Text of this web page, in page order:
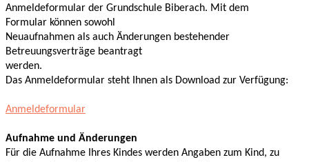
Anmeldeformular der Grundschule Biberach. Mit dem
Formular können sowohl
Neuaufnahmen als auch Änderungen bestehender
Betreuungsverträge beantragt
werden.
Das Anmeldeformular steht Ihnen als Download zur Verfügung:
Anmeldeformular
Aufnahme und Änderungen
Für die Aufnahme Ihres Kindes werden Angaben zum Kind, zu